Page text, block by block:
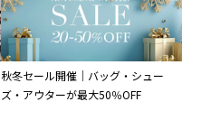
秋冬セール開催｜バッグ・シュー
ズ・アウターが最大50％OFF